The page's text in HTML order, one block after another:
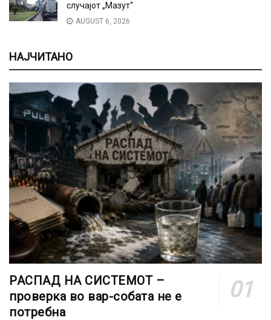
случајот „Мазут“
AUGUST 6, 2026
НАЈЧИТАНО
РАСПАД НА СИСТЕМОТ –
проверка во вар-собата не е
потребна